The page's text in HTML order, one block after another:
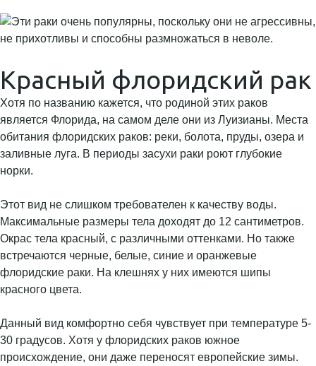
Красный флоридский рак
Хотя по названию кажется, что родиной этих раков
является Флорида, на самом деле они из Луизианы. Места
обитания флоридских раков: реки, болота, пруды, озера и
заливные луга. В периоды засухи раки роют глубокие
норки.
Этот вид не слишком требователен к качеству воды.
Максимальные размеры тела доходят до 12 сантиметров.
Окрас тела красный, с различными оттенками. Но также
встречаются черные, белые, синие и оранжевые
флоридские раки. На клешнях у них имеются шипы
красного цвета.
Данный вид комфортно себя чувствует при температуре 5-
30 градусов. Хотя у флоридских раков южное
происхождение, они даже переносят европейские зимы.